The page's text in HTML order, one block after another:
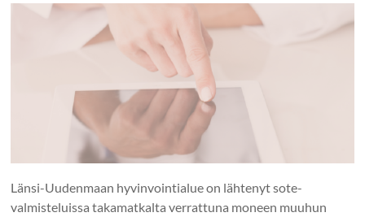
Länsi-Uudenmaan hyvinvointialue on lähtenyt sote-
valmisteluissa takamatkalta verrattuna moneen muuhun